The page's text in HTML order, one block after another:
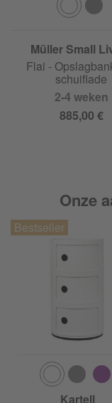
Müller Small
Flai -
schuiflade
2-4 weken
885,00 €
Onze
Kartell